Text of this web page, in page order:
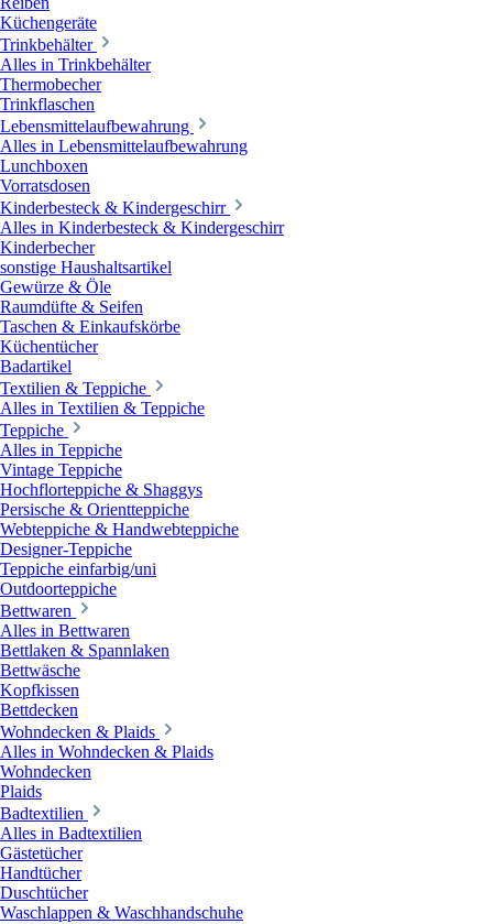
Küchengeräte
Trinkbehälter
Alles in Trinkbehälter
Thermobecher
Trinkflaschen
Lebensmittelaufbewahrung
Alles in Lebensmittelaufbewahrung
Lunchboxen
Vorratsdosen
Kinderbesteck & Kindergeschirr
Alles in Kinderbesteck & Kindergeschirr
Kinderbecher
sonstige Haushaltsartikel
Gewürze & Öle
Raumdüfte & Seifen
Taschen & Einkaufskörbe
Küchentücher
Badartikel
Textilien & Teppiche
Alles in Textilien & Teppiche
Teppiche
Alles in Teppiche
Vintage Teppiche
Hochflorteppiche & Shaggys
Persische & Orientteppiche
Webteppiche & Handwebteppiche
Designer-Teppiche
Teppiche einfarbig/uni
Outdoorteppiche
Bettwaren
Alles in Bettwaren
Bettlaken & Spannlaken
Bettwäsche
Kopfkissen
Bettdecken
Wohndecken & Plaids
Alles in Wohndecken & Plaids
Wohndecken
Plaids
Badtextilien
Alles in Badtextilien
Gästetücher
Handtücher
Duschtücher
Waschlappen & Waschhandschuhe